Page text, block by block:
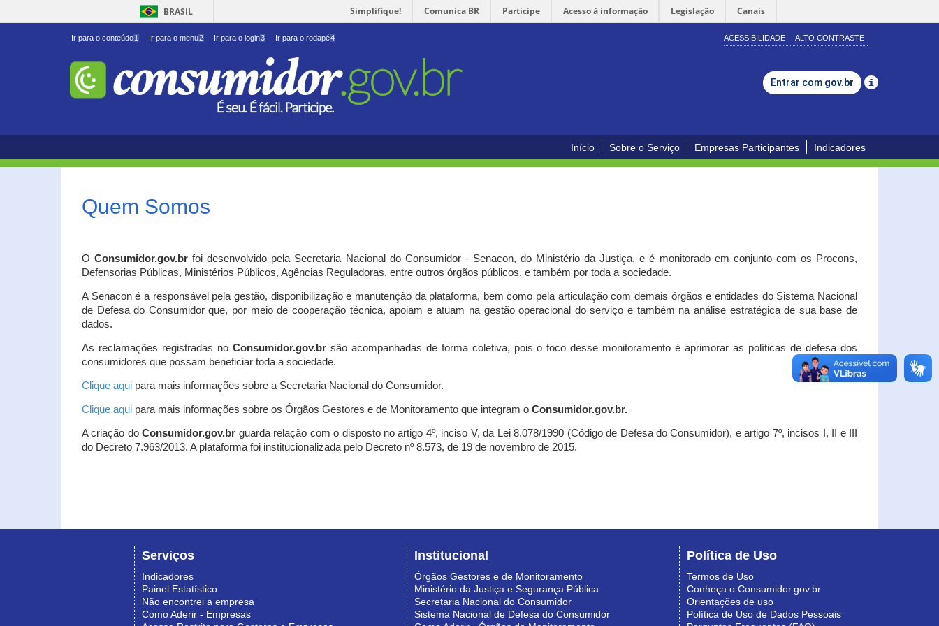
BRASIL Simplifique! Comunica BR Participe Acesso à informação Legislação Canais
Ir para o conteúdo1 Ir para o menu2 Ir para o login3 Ir para o rodapé4 ACESSIBILIDADE ALTO CONTRASTE
Entrar com gov.br
Início Sobre o Serviço Empresas Participantes Indicadores
Quem Somos
OConsumidor.gov.br foi desenvolvido pela Secretaria Nacional do Consumidor - Senacon, do Ministério da Justiça, e é monitorado em conjunto com os Procons,
Defensorias Públicas, Ministérios Públicos, Agências Reguladoras, entre outros órgãos públicos, e também por toda a sociedade.
A Senacon é a responsável pela gestão, disponibilização e manutenção da plataforma, bem como pela articulação com demais órgãos e entidades do Sistema Nacional
de Defesa do Consumidor que, por meio de cooperação técnica, apoiam e atuam na gestão operacional do serviço e também na análise estratégica de sua base de
dados.
As reclamações registradas no Consumidor.gov.brsão acompanhadas de forma coletiva, pois o foco desse monitoramento é aprimorar as políticas de defesa dos
consumidores que possam beneficiar toda a sociedade.
Clique aqui para mais informações sobre a Secretaria Nacional do Consumidor.
Clique aqui para mais informações sobre os Órgãos Gestores e de Monitoramento que integram o Consumidor.gov.br.
A criação doConsumidor.gov.br guarda relação com o disposto no artigo 4º, inciso V, da Lei 8.078/1990 (Código de Defesa do Consumidor), e artigo 7º, incisos I, II e III
do Decreto 7.963/2013. A plataforma foi institucionalizada pelo Decreto nº 8.573, de 19 de novembro de 2015.
Serviços
Indicadores
Painel Estatístico
Não encontrei a empresa
Como Aderir - Empresas
Institucional
Órgãos Gestores e de Monitoramento
Ministério da Justiça e Segurança Pública
Secretaria Nacional do Consumidor
Sistema Nacional de Defesa do Consumidor
Política de Uso
Termos de Uso
Conheça o Consumidor.gov.br
Orientações de uso
Política de Uso de Dados Pessoais